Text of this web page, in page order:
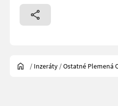
/ Inzeráty /Ostatné Plemená